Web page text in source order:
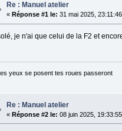
Re : Manuel atelier
« Réponse #1 le: 31 mai 2025,
je n'ai que celui de la F2 et
yeux se posent tes roues passeront
Re : Manuel atelier
« Réponse #2 le: 08 juin 2025,